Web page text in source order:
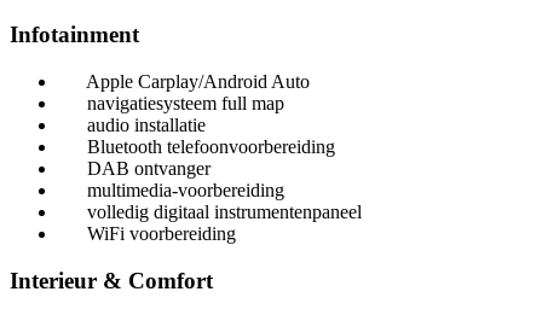
Infotainment
Apple Carplay/Android Auto
navigatiesysteem full map
audio installatie
Bluetooth telefoonvoorbereiding
DAB ontvanger
multimedia-voorbereiding
volledig digitaal instrumentenpaneel
WiFi voorbereiding
Interieur & Comfort